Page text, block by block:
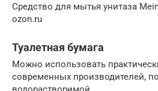
Средство для мытья унитаза
ozon.ru
Туалетная бумага
Можно использовать
современных производителей,